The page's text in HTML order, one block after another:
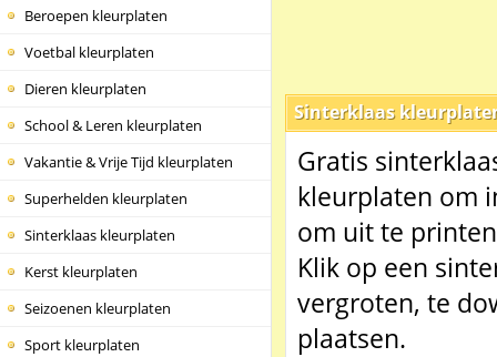
Beroepen kleurplaten
Voetbal kleurplaten
Dieren kleurplaten
School & Leren kleurplaten
Vakantie & Vrije Tijd kleurplaten
Superhelden kleurplaten
Sinterklaas kleurplaten
Kerst kleurplaten
Seizoenen kleurplaten
Sport kleurplaten
Sinterklaas
Gratis
kleurplaten om
om uit te
Klik op een
vergroten, te
plaatsen.